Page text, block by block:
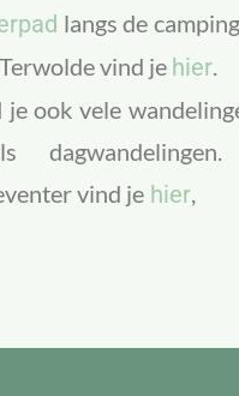
langs de
vind je hier
ook vele
vind je hier